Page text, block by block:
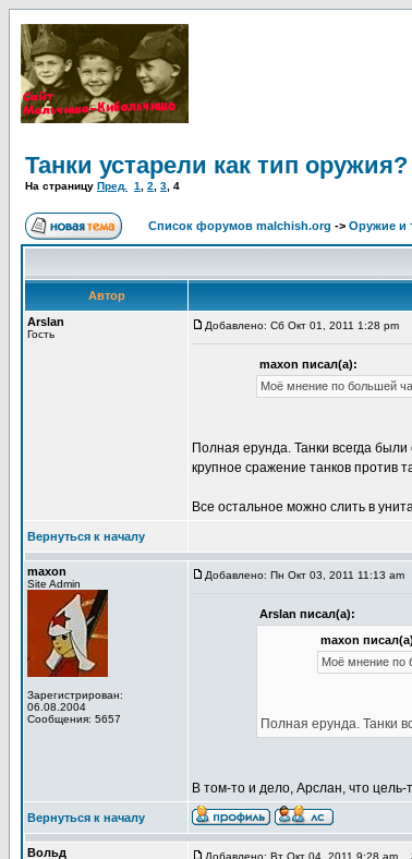
Танки устарели как тип оружия?
На страницу Пред. 1 2 3 4
Список форумов malchish.org -> Оружие и
Автор
Arslan
Гость
Добавлено: Сб Окт 01, 2011 1:28 pm
maxon писал(а):
Моё мнение по большей
Полная ерунда. Танки всегда
крупное сражение танков против
Все остальное можно слить в
Вернуться к началу
maxon
Site Admin
Зарегистрирован:
06.08.2004
Сообщения: 5657
Добавлено: Пн Окт 03, 2011 11:13 am
Arslan писал(а):
maxon
Моё мнение по
Полная ерунда. Танки
В том-то и дело, Арслан, что
Вернуться к началу
Вольд Добавлено: Вт Окт 04, 2011 9:28 am